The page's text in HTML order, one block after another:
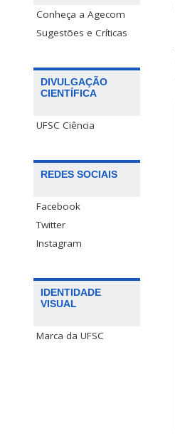
Conheça a Agecom
Sugestões e Críticas
DIVULGAÇÃO
CIENTÍFICA
UFSC Ciência
REDES SOCIAIS
Facebook
Twitter
Instagram
IDENTIDADE
VISUAL
Marca da UFSC